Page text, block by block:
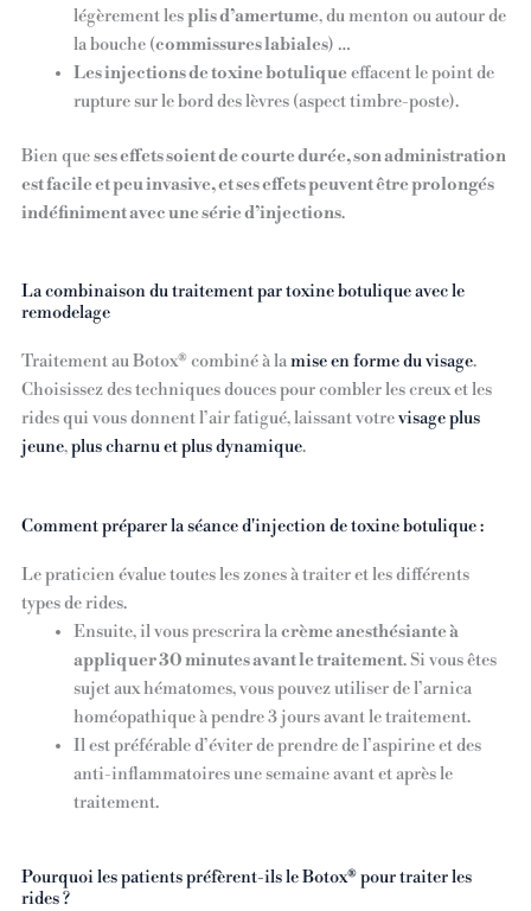
légèrement lesplis d’amertume, du menton ou autour de
la bouche (commissures labiales) …
Les injections de toxine botulique effacent le point de
rupture sur le bord des lèvres (aspect timbre-poste).
Bien queses effets soient de courte durée, son administration
est facile et peu invasive, et ses effets peuvent être prolongés
indéfiniment avec une série d’injections.
La combinaison du traitement par toxine botulique avec le
remodelage
Traitement au Botox® combiné à lamise en forme du visage.
Choisissez des techniques douces pour combler les creux et les
rides qui vous donnent l’air fatigué, laissant votrevisage plus
jeune,plus charnu et plus dynamique.
Comment préparer la séance d'injection de toxine botulique :
Le praticien évalue toutes les zones à traiter et les différents
types de rides.
Ensuite, il vous prescrira lacrème anesthésiante à
appliquer 30 minutes avant le traitement. Si vous êtes
sujet aux hématomes, vous pouvez utiliser de l’arnica
homéopathique à pendre 3 jours avant le traitement.
Il est préférable d’éviter de prendre de l’aspirine et des
anti-inflammatoires une semaine avant et après le
traitement.
Pourquoi les patients préfèrent-ils le Botox® pour traiter les
rides ?